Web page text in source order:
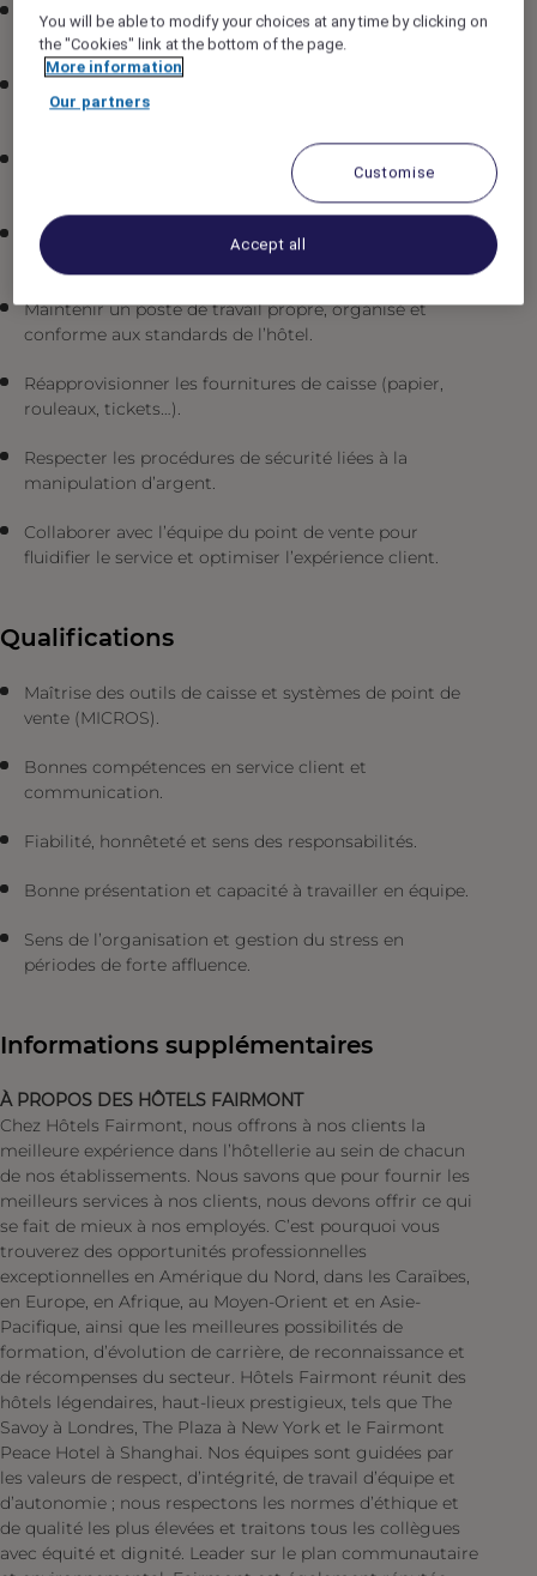
Encaisser les paiements (espèces, cartes bancaires,
charges en chambre, etc.).
exactitude.
Gérer l’ouverture et la clôture de caisse : comptage,
justification des écarts, édition des rapports.
Assurer le suivi des ventes quotidiennes et signaler
toute anomalie ou erreur de caisse.
Maintenir un poste de travail propre, organisé et
conforme aux standards de l’hôtel.
Réapprovisionner les fournitures de caisse (papier,
rouleaux, tickets…).
Respecter les procédures de sécurité liées à la
manipulation d’argent.
Collaborer avec l’équipe du point de vente pour
fluidifier le service et optimiser l’expérience client.
Qualifications
Maîtrise des outils de caisse et systèmes de point de
vente (MICROS).
Bonnes compétences en service client et
communication.
Fiabilité, honnêteté et sens des responsabilités.
Bonne présentation et capacité à travailler en équipe.
Sens de l’organisation et gestion du stress en
périodes de forte affluence.
Informations supplémentaires
À PROPOS DES HÔTELS FAIRMONT
Chez Hôtels Fairmont, nous offrons à nos clients la
meilleure expérience dans l’hôtellerie au sein de chacun
de nos établissements. Nous savons que pour fournir les
meilleurs services à nos clients, nous devons offrir ce qui
se fait de mieux à nos employés. C’est pourquoi vous
trouverez des opportunités professionnelles
exceptionnelles en Amérique du Nord, dans les Caraïbes,
en Europe, en Afrique, au Moyen-Orient et en Asie-
Pacifique, ainsi que les meilleures possibilités de
formation, d’évolution de carrière, de reconnaissance et
de récompenses du secteur. Hôtels Fairmont réunit des
hôtels légendaires, haut-lieux prestigieux, tels que The
Savoy à Londres, The Plaza à New York et le Fairmont
Peace Hotel à Shanghai. Nos équipes sont guidées par
les valeurs de respect, d’intégrité, de travail d’équipe et
d’autonomie ; nous respectons les normes d’éthique et
de qualité les plus élevées et traitons tous les collègues
avec équité et dignité. Leader sur le plan communautaire
You will be able to modify your choices at any time by clicking on
the "Cookies" link at the bottom of the page.
More information
Our partners
Customise
Accept all